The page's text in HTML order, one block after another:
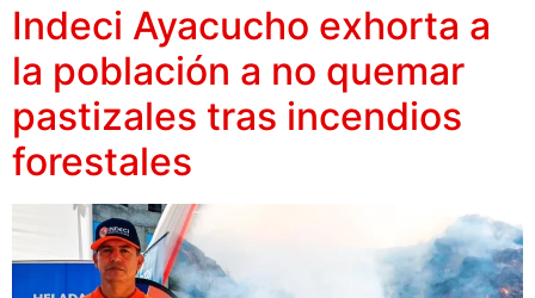
Indeci Ayacucho exhorta a
la población a no quemar
pastizales tras incendios
forestales